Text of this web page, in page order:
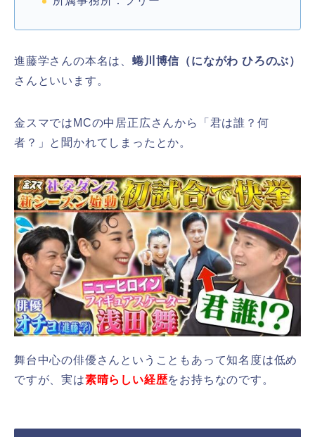
進藤学さんの本名は、 蜷川博信（にながわ ひろのぶ）
さんといいます。
金スマではMCの中居正広さんから「君は誰？何
者？」と聞かれてしまったとか。
舞台中心の俳優さんということもあって知名度は低め
ですが、実は素晴らしい経歴をお持ちなのです。